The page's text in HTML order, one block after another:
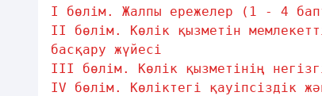
I бөлiм. Жалпы ережелер (1 - 4
II бөлiм. Көлiк қызметiн
басқару жүйесi
III бөлiм. Көлiк қызметiнiң
IV бөлiм. Көлiктегi қауiпсiздiк